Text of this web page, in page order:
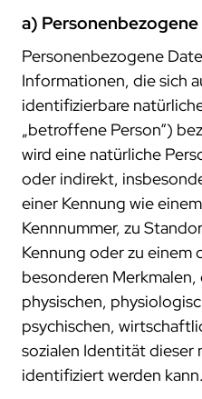
a)
Personenbezogene
Informationen, die sich
identifizierbare
„betroffene Person“)
wird eine natürliche
oder indirekt,
einer Kennung wie
Kennnummer, zu
Kennung oder zu einem
besonderen
physischen,
psychischen,
sozialen Identität dieser
identifiziert werden kann.